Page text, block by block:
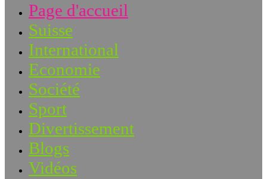
Page d'accueil
Suisse
International
Economie
Société
Sport
Divertissement
Blogs
Vidéos